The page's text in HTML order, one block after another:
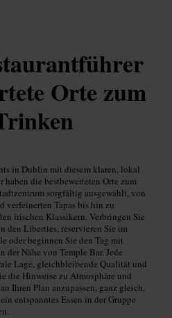
Orte zum
in Dublin mit diesem klaren, lokal
haben die bestbewerteten Orte zum
sorgfältig ausgewählt, von
verfeinerten Tapas bis hin zu
irischen Klassikern. Verbringen Sie
Liberties, reservieren Sie im
oder beginnen Sie den Tag mit
der Nähe von Temple Bar. Jede
Lage, gleichbleibende Qualität und
die Hinweise zu Atmosphäre und
Ihren Plan anzupassen, ganz gleich,
entspanntes Essen in der Gruppe